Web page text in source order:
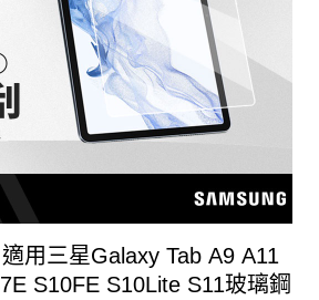
用三星Galaxy Tab A9 A11
S10FE S10Lite S11玻璃鋼